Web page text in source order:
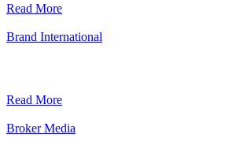
Read More
Brand International
Read More
Broker Media